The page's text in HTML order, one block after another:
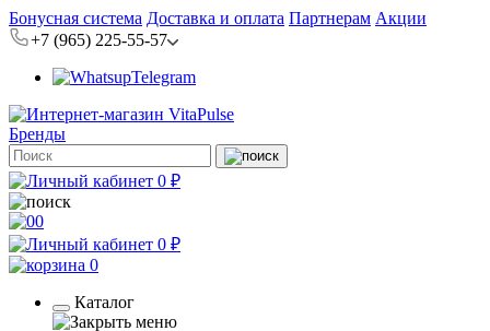
Бонусная система Доставка и оплата Партнерам Акции
+7 (965) 225-55-57
Telegram
Бренды
0 ₽
0
0 ₽
0
Каталог